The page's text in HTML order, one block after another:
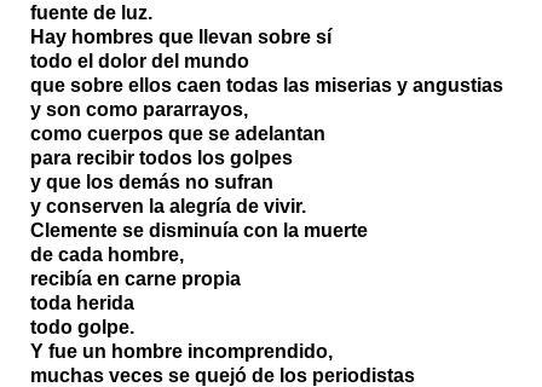
fuente de luz.
Hay hombres que llevan sobre sí
todo el dolor del mundo
que sobre ellos caen todas las miserias y angustias
y son como pararrayos,
como cuerpos que se adelantan
para recibir todos los golpes
y que los demás no sufran
y conserven la alegría de vivir.
Clemente se disminuía con la muerte
de cada hombre,
recibía en carne propia
toda herida
todo golpe.
Y fue un hombre incomprendido,
muchas veces se quejó de los periodistas